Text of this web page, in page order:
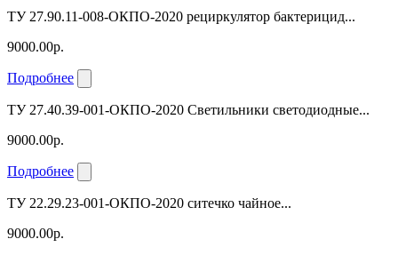
ТУ 27.90.11-008-ОКПО-2020 рециркулятор бактерицид...
9000.00р.
Подробнее
ТУ 27.40.39-001-ОКПО-2020 Светильники светодиодные...
9000.00р.
Подробнее
ТУ 22.29.23-001-ОКПО-2020 ситечко чайное...
9000.00р.